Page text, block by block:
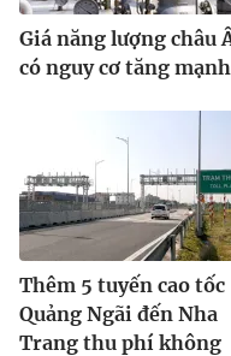
Giá năng lượng châu
có nguy cơ tăng mạnh
Thêm 5 tuyến cao tốc
Quảng Ngãi đến Nha
Trang thu phí không